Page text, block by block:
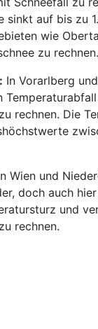
sinkt auf bis zu
wie
zu rechnen.
In Vorarlberg
rechnen. Die
Wien und
doch auch
und
rechnen.